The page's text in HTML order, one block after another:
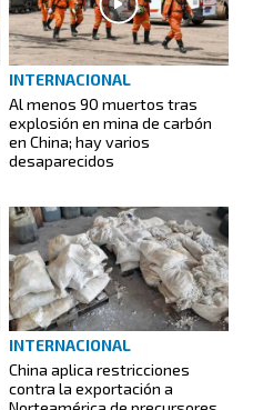
INTERNACIONAL
Al menos 90 muertos tras
explosión en mina de carbón
en China; hay varios
desaparecidos
INTERNACIONAL
China aplica restricciones
contra la exportación a